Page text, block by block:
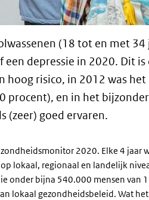
(18 tot en met
een depressie in 2020. Dit
hoog risico, in 2012 was
procent), en in het
(zeer) goed ervaren.
2020. Elke 4 jaar
lokaal, regionaal en landelijk
onder bijna 540.000 mensen van
lokaal gezondheidsbeleid. Wat